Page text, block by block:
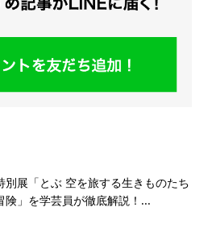
別展「とぶ 空を旅する生きものたち
険」を学芸員が徹底解説！...